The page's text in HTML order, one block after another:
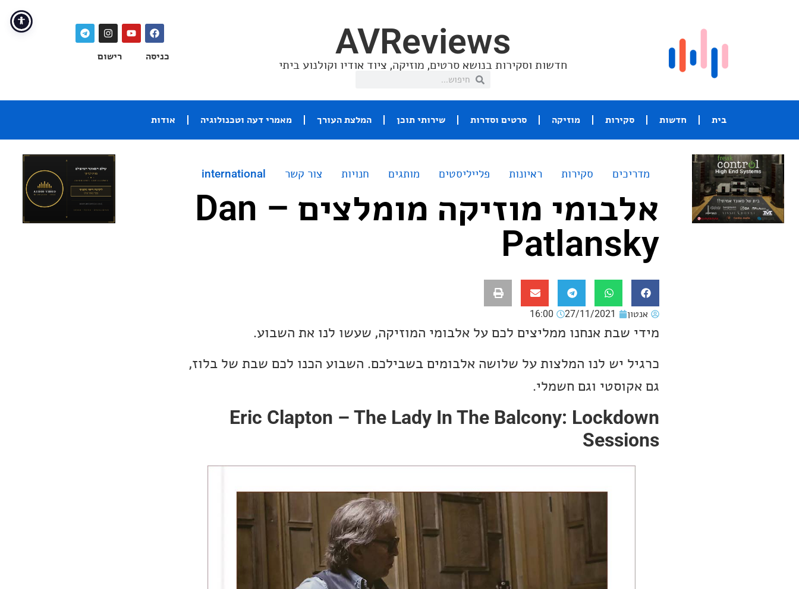
AVReviews
חדשות וסקירות בנושא סרטים, מוזיקה, ציוד אודיו וקולנוע ביתי
כניסה רישום
בית חדשות סקירות מוזיקה סרטים וסדרות שירותי תוכן המלצת העורך מאמרי דעה וטכנולוגיה אודות
מדריכים סקירות ראיונות פלייליסטים מותגים חנויות צור קשר international
אלבומי מוזיקה מומלצים – Dan
Patlansky
אנטון 27/11/2021
16:00
מידי שבת אנחנו ממליצים לכם על אלבומי המוזיקה, שעשו לנו את השבוע.
כרגיל יש לנו המלצות על שלושה אלבומים בשבילכם. השבוע הכנו לכם שבת של בלוז,
גם אקוסטי וגם חשמלי.
Eric Clapton – The Lady In The Balcony: Lockdown
Sessions